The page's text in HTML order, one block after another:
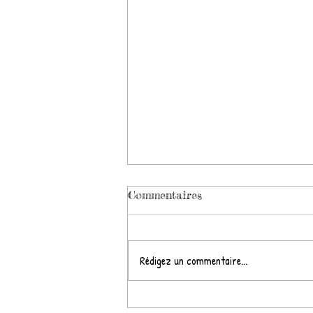
Commentaires
Rédigez un commentaire...